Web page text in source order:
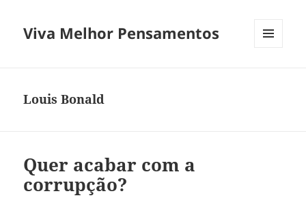
Viva Melhor Pensamentos
Louis Bonald
Quer acabar com a
corrupção?